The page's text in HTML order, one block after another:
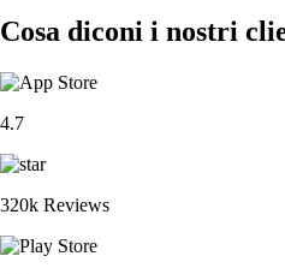
Cosa diconi i nostri
4.7
320k Reviews